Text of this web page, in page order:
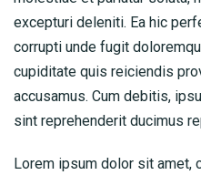
excepturi deleniti. Ea hic
corrupti unde fugit
cupiditate quis reiciendis
accusamus. Cum debitis,
sint reprehenderit ducimus
Lorem ipsum dolor sit amet,